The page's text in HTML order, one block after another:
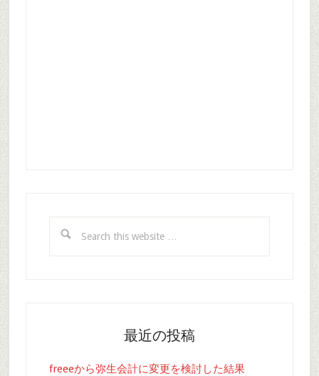
this
最近の投稿
freeeから弥生会計に変更を検討した結果